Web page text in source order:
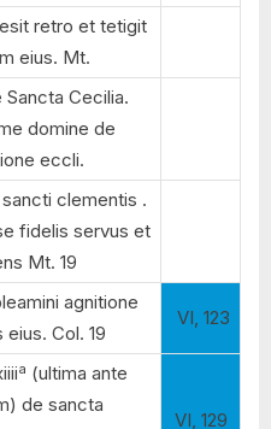
retro et tetigit
eius. Mt.
Sancta Cecilia.
domine de
eccli.
clementis .
fidelis servus et
Mt. 19
agnitione
eius. Col. 19
VI, 123
a (ultima ante
de sancta
VI, 129